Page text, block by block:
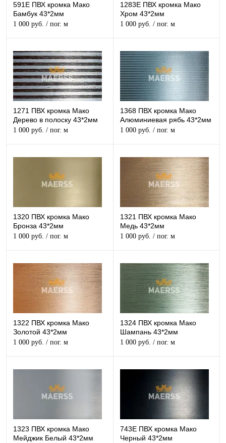
591E ПВХ кромка Мако
Бамбук 43*2мм
1 000 руб. / пог. м
1283E ПВХ кромка Мако
Хром 43*2мм
1 000 руб. / пог. м
1271 ПВХ кромка Мако
Дерево в полоску 43*2мм
1 000 руб. / пог. м
1368 ПВХ кромка Мако
Алюминиевая рябь 43*2мм
1 000 руб. / пог. м
1320 ПВХ кромка Мако
Бронза 43*2мм
1 000 руб. / пог. м
1321 ПВХ кромка Мако
Медь 43*2мм
1 000 руб. / пог. м
1322 ПВХ кромка Мако
Золотой 43*2мм
1 000 руб. / пог. м
1324 ПВХ кромка Мако
Шампань 43*2мм
1 000 руб. / пог. м
1323 ПВХ кромка Мако
Мейджик Белый 43*2мм
743E ПВХ кромка Мако
Черный 43*2мм